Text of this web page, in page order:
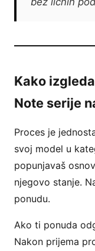
Kako
Note serije
Proces je
svoj model u
popunjavaš
njegovo stanje.
ponudu.
Ako ti ponuda
Nakon prijema